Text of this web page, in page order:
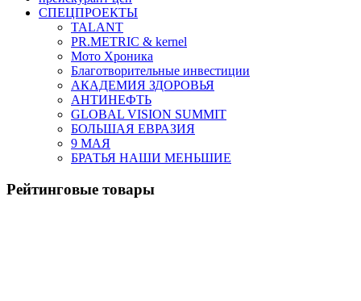
СПЕЦПРОЕКТЫ
TALANT
PR.METRIC & kernel
Мото Хроника
Благотворительные инвестиции
АКАДЕМИЯ ЗДОРОВЬЯ
АНТИНЕФТЬ
GLOBAL VISION SUMMIT
БОЛЬШАЯ ЕВРАЗИЯ
9 МАЯ
БРАТЬЯ НАШИ МЕНЬШИЕ
Рейтинговые товары